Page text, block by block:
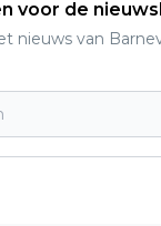
voor de
nieuws van